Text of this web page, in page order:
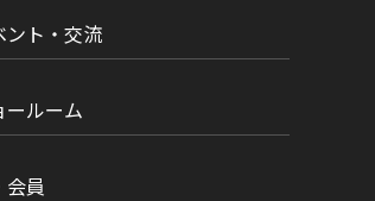
ント・交流
ールーム
会員